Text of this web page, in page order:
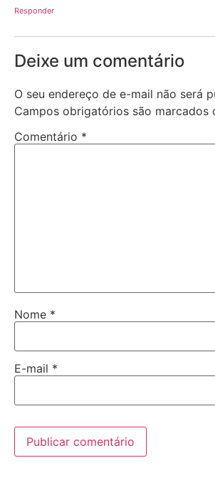
Responder
Deixe um comentário
O seu endereço de e-mail não será
Campos obrigatórios são marcados
Comentário *
Nome *
E-mail *